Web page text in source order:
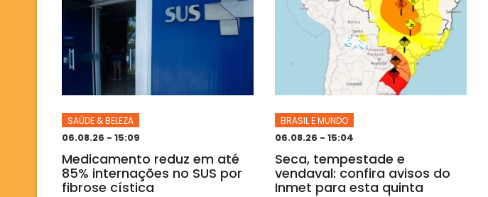
SAÚDE & BELEZA
06.08.26 - 15:09
Medicamento reduz em até
85% internações no SUS por
fibrose cística
BRASIL E MUNDO
06.08.26 - 15:04
Seca, tempestade e
vendaval: confira avisos do
Inmet para esta quinta